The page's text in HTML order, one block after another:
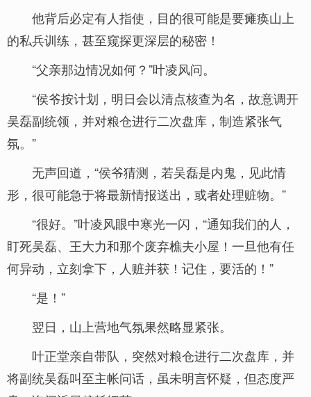
他背后必定有人指使，目的很可能是要瘫痪山上
的私兵训练，甚至窥探更深层的秘密！
“父亲那边情况如何？”叶凌风问。
“侯爷按计划，明日会以清点核查为名，故意调开
吴磊副统领，并对粮仓进行二次盘库，制造紧张气
氛。”
无声回道，“侯爷猜测，若吴磊是内鬼，见此情
形，很可能急于将最新情报送出，或者处理赃物。”
“很好。”叶凌风眼中寒光一闪，“通知我们的人，
盯死吴磊、王大力和那个废弃樵夫小屋！一旦他有任
何异动，立刻拿下，人赃并获！记住，要活的！”
“是！”
翌日，山上营地气氛果然略显紧张。
叶正堂亲自带队，突然对粮仓进行二次盘库，并
将副统吴磊叫至主帐问话，虽未明言怀疑，但态度严